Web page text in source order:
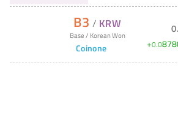
B3 / KRW
Base/ Korean Won
Coinone
0.
+0.0